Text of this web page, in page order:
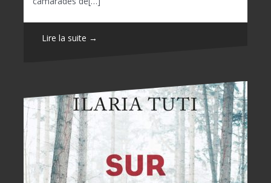
Lire la suite →